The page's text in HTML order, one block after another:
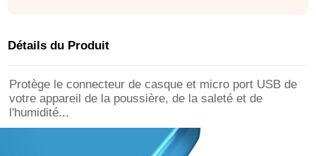
Détails du Produit
Protège le connecteur de casque et micro port USB de
votre appareil de la poussière, de la saleté et de
l'humidité...